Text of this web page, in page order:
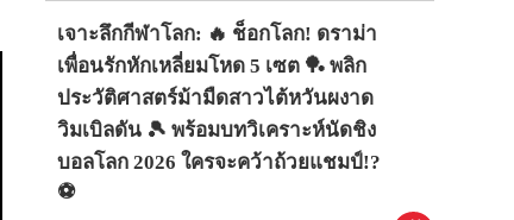
เจาะลึกกีฬาโลก: 🔥 ช็อกโลก! ดราม่า
เพื่อนรักหักเหลี่ยมโหด 5 เซต 🏓 พลิก
ประวัติศาสตร์ม้ามืดสาวไต้หวันผงาด
วิมเบิลดัน 🎾 พร้อมบทวิเคราะห์นัดชิง
บอลโลก 2026 ใครจะคว้าถ้วยแชมป์!?
⚽